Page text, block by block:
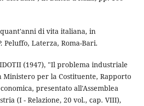
di vita italiana, in
Peluffo, Laterza, Roma-Bari.
(1947), "Il problema industriale
Ministero per la Costituente, Rapporto
presentato all'Assemblea
(I - Relazione, 20 vol., cap. VIII),